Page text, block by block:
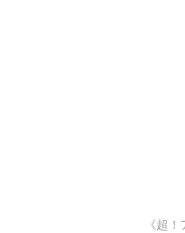
《超